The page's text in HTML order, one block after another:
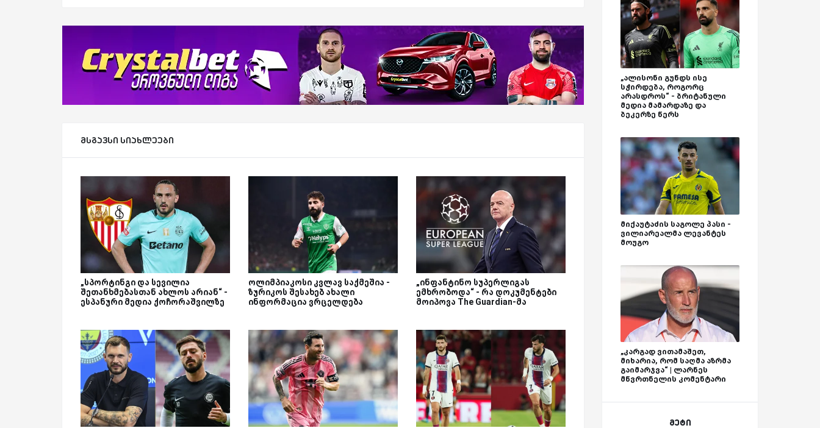
მსგავსი სიახლეები
„სპორტინგი და სევილია
შეთანხმებასთან ახლოს არიან“ -
ესპანური მედია ქოჩორაშვილზე
ოლიმპიაკოსი კვლავ საქმეშია -
ზურიკოს შესახებ ახალი
ინფორმაცია ვრცელდება
„ინფანტინო სუპერლიგას
ემხრობოდა“ - რა დოკუმენტები
მოიპოვა The Guardian-მა
„ალისონი გუნდს ისე
სჭირდება, როგორც
არასდროს“ - ბრიტანული
მედია მამარდაზე და
ბეკერზე წერს
მიქაუტაძის საგოლე პასი -
ვილიარეალმა ლევანტეს
მოუგო
„კარგად ვითამაშეთ,
მიხარია, რომ საღმა აზრმა
გაიმარჯვა“ | ლარნეს
მწვრთნელის კომენტარი
მეტი